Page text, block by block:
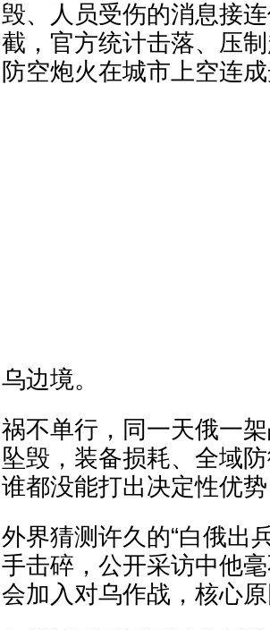
毁、人员受伤的消息接
截，官方统计击落、压
防空炮火在城市上空连成
乌边境。
祸不单行，同一天俄一
坠毁，装备损耗、全域
谁都没能打出决定性优
外界猜测许久的“白俄出
手击碎，公开采访中他
会加入对乌作战，核心